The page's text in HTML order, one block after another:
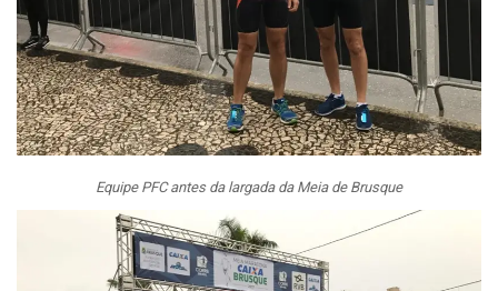
Equipe PFC antes da largada da Meia de Brusque